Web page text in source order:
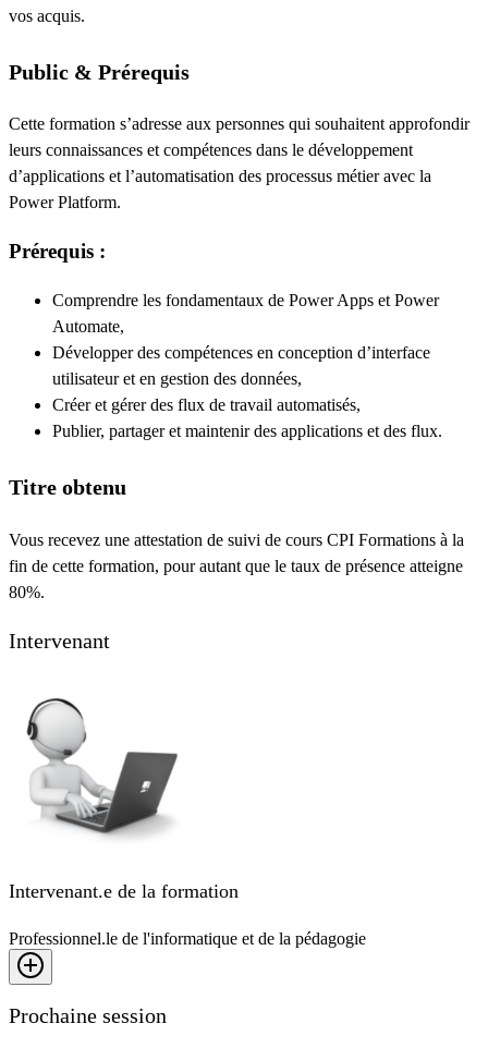
vos acquis.
Public & Prérequis
Cette formation s’adresse aux personnes qui souhaitent approfondir
leurs connaissances et compétences dans le développement
d’applications et l’automatisation des processus métier avec la
Power Platform.
Prérequis :
Comprendre les fondamentaux de Power Apps et Power
Automate,
Développer des compétences en conception d’interface
utilisateur et en gestion des données,
Créer et gérer des flux de travail automatisés,
Publier, partager et maintenir des applications et des flux.
Titre obtenu
Vous recevez une attestation de suivi de cours CPI Formations à la
fin de cette formation, pour autant que le taux de présence atteigne
80%.
Intervenant
Intervenant.e de la formation
Professionnel.le de l'informatique et de la pédagogie
Prochaine session